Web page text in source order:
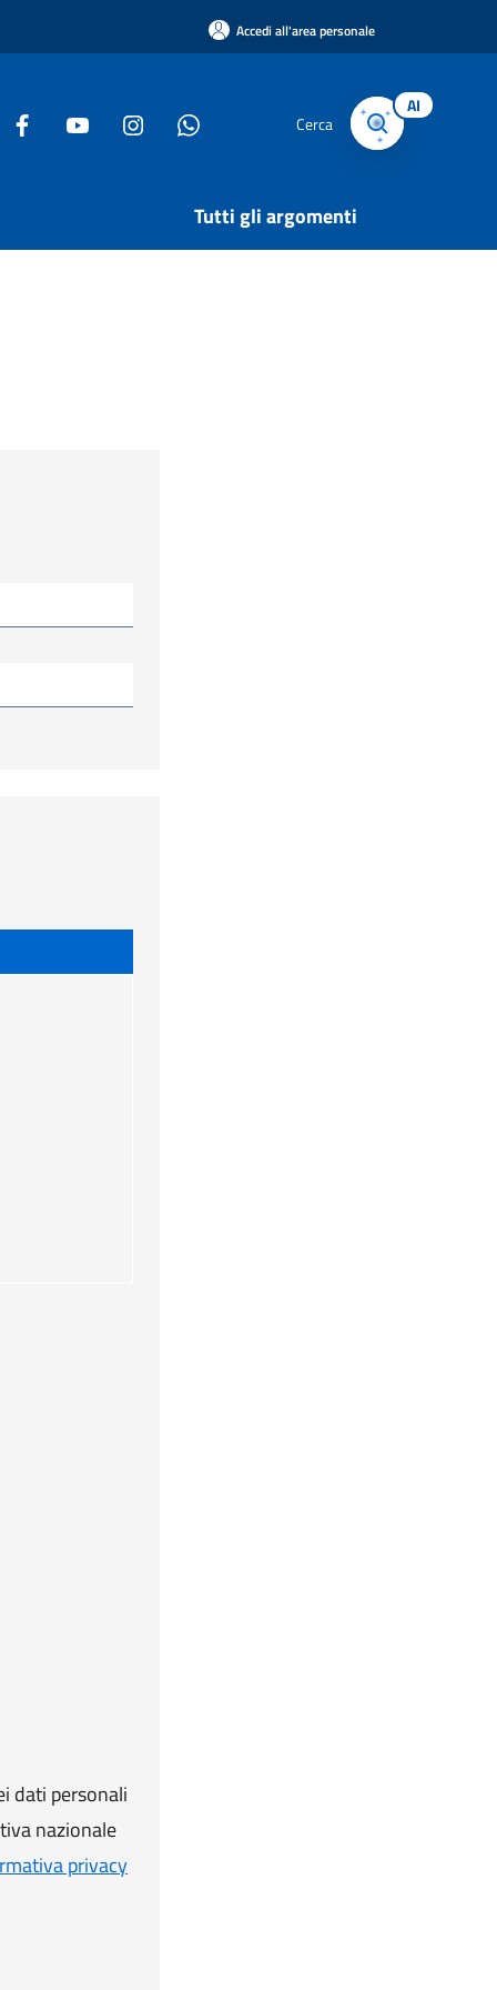
Accedi all'area personale
Cerca
AI
Tutti gli argomenti
dati personali
nazionale
privacy